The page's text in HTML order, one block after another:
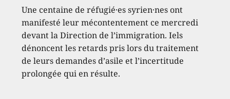
Une centaine de réfugié·es syrien·nes ont
manifesté leur mécontentement ce mercredi
devant la Direction de l’immigration. Iels
dénoncent les retards pris lors du traitement
de leurs demandes d’asile et l’incertitude
prolongée qui en résulte.